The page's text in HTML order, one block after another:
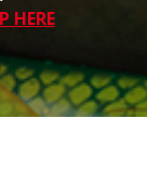
HERE